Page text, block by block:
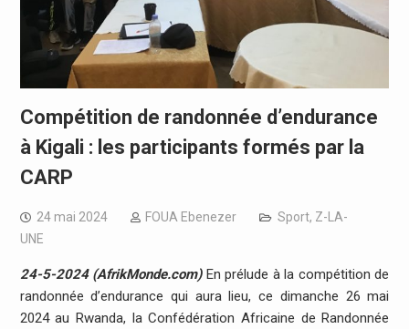
Compétition de randonnée d’endurance
à Kigali : les participants formés par la
CARP
24 mai 2024 FOUA Ebenezer Sport, Z-LA-
UNE
24-5-2024 (AfrikMonde.com)En prélude à la compétition de
randonnée d’endurance qui aura lieu, ce dimanche 26 mai
2024 au Rwanda, la Confédération Africaine de Randonnée